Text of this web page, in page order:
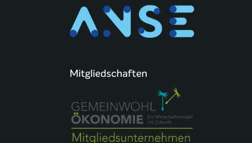
Mitgliedschaften